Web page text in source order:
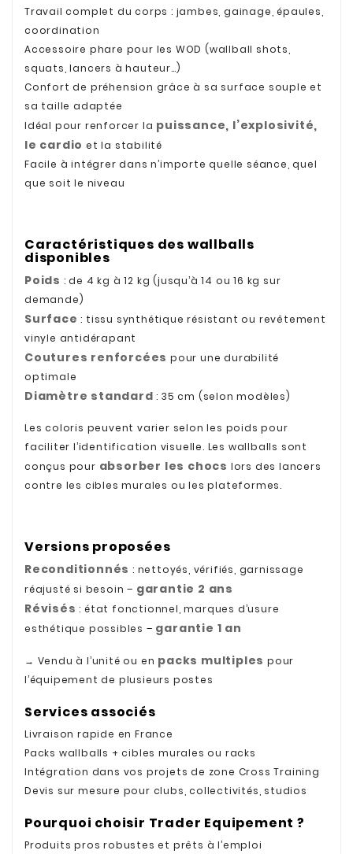
Travail complet du corps : jambes, gainage, épaules,
coordination
Accessoire phare pour les WOD (wallball shots,
squats, lancers à hauteur…)
Confort de préhension grâce à sa surface souple et
sa taille adaptée
Idéal pour renforcer la puissance, l’explosivité,
le cardio et la stabilité
Facile à intégrer dans n’importe quelle séance, quel
que soit le niveau
Caractéristiques des wallballs
disponibles
Poids : de 4 kg à 12 kg (jusqu’à 14 ou 16 kg sur
demande)
Surface : tissu synthétique résistant ou revêtement
vinyle antidérapant
Coutures renforcées pour une durabilité
optimale
Diamètre standard : 35 cm (selon modèles)
Les coloris peuvent varier selon les poids pour
faciliter l’identification visuelle. Les wallballs sont
conçus pour absorber les chocs lors des lancers
contre les cibles murales ou les plateformes.
Versions proposées
Reconditionnés : nettoyés, vérifiés, garnissage
réajusté si besoin – garantie 2 ans
Révisés : état fonctionnel, marques d’usure
esthétique possibles – garantie 1 an
→ Vendu à l’unité ou en packs multiples pour
l’équipement de plusieurs postes
Services associés
Livraison rapide en France
Packs wallballs + cibles murales ou racks
Intégration dans vos projets de zone Cross Training
Devis sur mesure pour clubs, collectivités, studios
Pourquoi choisir Trader Equipement ?
Produits pros robustes et prêts à l’emploi